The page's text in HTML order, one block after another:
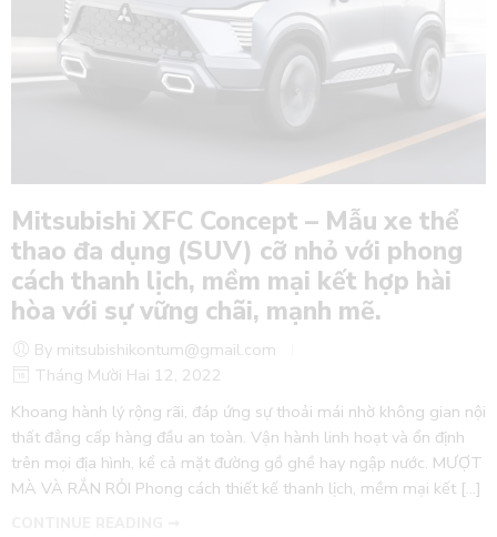
Mitsubishi XFC Concept – Mẫu xe thể
thao đa dụng (SUV) cỡ nhỏ với phong
cách thanh lịch, mềm mại kết hợp hài
hòa với sự vững chãi, mạnh mẽ.
By mitsubishikontum@gmail.com
Tháng Mười Hai 12, 2022
Khoang hành lý rộng rãi, đáp ứng sự thoải mái nhờ không gian nội
thất đẳng cấp hàng đầu an toàn. Vận hành linh hoạt và ổn định
trên mọi địa hình, kể cả mặt đường gồ ghề hay ngập nước. MƯỢT
MÀ VÀ RẮN RỎI Phong cách thiết kế thanh lịch, mềm mại kết […]